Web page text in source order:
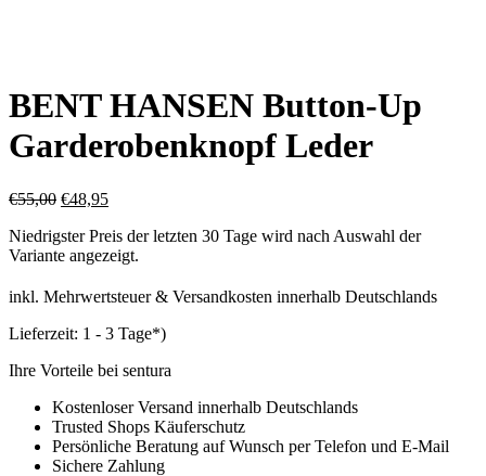
BENT HANSEN Button-Up
Garderobenknopf Leder
€55,00 Ursprünglicher
war:
€55,00
€48,95Aktueller
ist:
€48,95.
Niedrigster Preis der letzten 30 Tage wird nach Auswahl der
Variante angezeigt.
inkl. Mehrwertsteuer & Versandkosten innerhalb Deutschlands
Lieferzeit: 1 - 3 Tage*)
Ihre Vorteile bei sentura
Kostenloser Versand innerhalb Deutschlands
Trusted Shops Käuferschutz
Persönliche Beratung auf Wunsch per Telefon und E-Mail
Sichere Zahlung